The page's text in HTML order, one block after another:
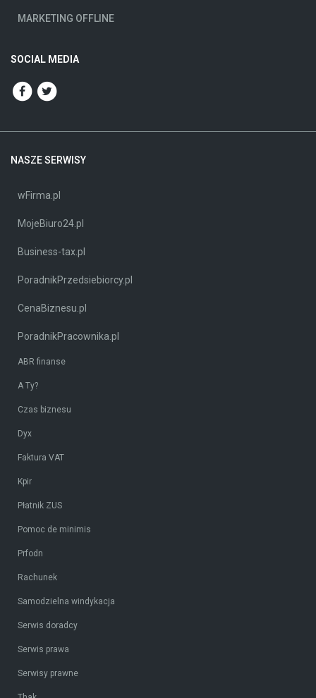
MARKETING OFFLINE
SOCIAL MEDIA
NASZE SERWISY
wFirma.pl
MojeBiuro24.pl
Business-tax.pl
PoradnikPrzedsiebiorcy.pl
CenaBiznesu.pl
PoradnikPracownika.pl
ABR finanse
A Ty?
Czas biznesu
Dyx
Faktura VAT
Kpir
Płatnik ZUS
Pomoc de minimis
Prfodn
Rachunek
Samodzielna windykacja
Serwis doradcy
Serwis prawa
Serwisy prawne